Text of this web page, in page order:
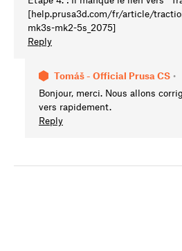
[help.prusa3d.com/fr/article/
mk3s-mk2-5s_2075]
Reply
Tomáš - Official Prusa CS •
Bonjour, merci. Nous allons
vers rapidement.
Reply